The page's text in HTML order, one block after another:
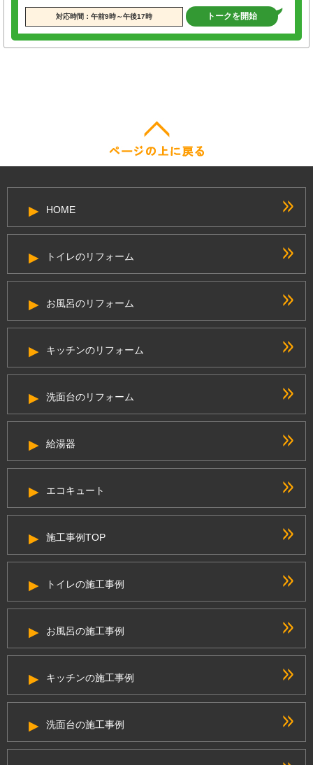
対応時間：午前9時～午後17時 トークを開始
HOME
トイレのリフォーム
お風呂のリフォーム
キッチンのリフォーム
洗面台のリフォーム
給湯器
エコキュート
施工事例TOP
トイレの施工事例
お風呂の施工事例
キッチンの施工事例
洗面台の施工事例